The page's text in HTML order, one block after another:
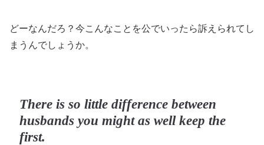
どーなんだろ？今こんなことを公でいったら訴えられてし
まうんでしょうか。
There is so little difference between
husbands you might as well keep the
first.